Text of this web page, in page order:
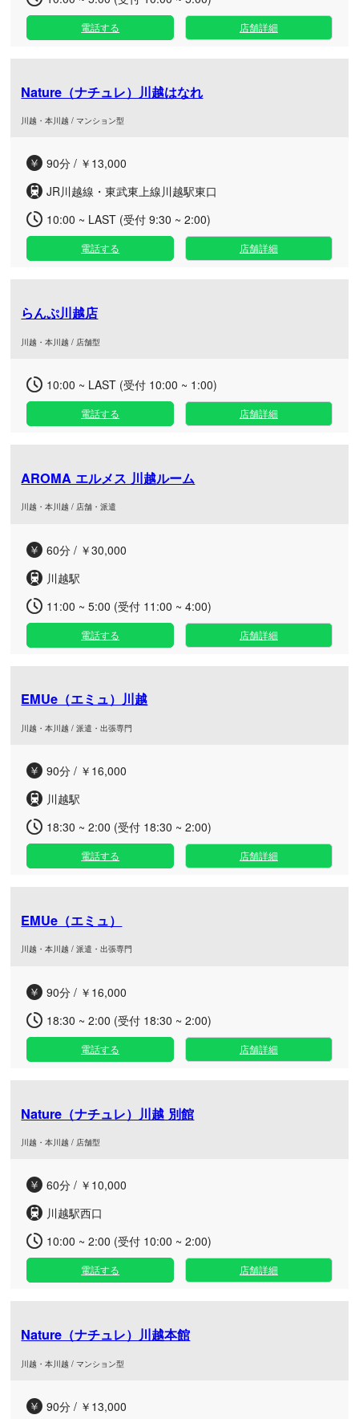
電話する 店舗詳細
Nature（ナチュレ）川越はなれ
川越・本川越 / マンション型
90分 / ￥13,000
JR川越線・東武東上線川越駅東口
10:00 ~ LAST (受付 9:30 ~ 2:00)
電話する 店舗詳細
らんぷ川越店
川越・本川越 / 店舗型
10:00 ~ LAST (受付 10:00 ~ 1:00)
電話する 店舗詳細
AROMA エルメス 川越ルーム
川越・本川越 / 店舗・派遣
60分 / ￥30,000
川越駅
11:00 ~ 5:00 (受付 11:00 ~ 4:00)
電話する 店舗詳細
EMUe（エミュ）川越
川越・本川越 / 派遣・出張専門
90分 / ￥16,000
川越駅
18:30 ~ 2:00 (受付 18:30 ~ 2:00)
電話する 店舗詳細
EMUe（エミュ）
川越・本川越 / 派遣・出張専門
90分 / ￥16,000
18:30 ~ 2:00 (受付 18:30 ~ 2:00)
電話する 店舗詳細
Nature（ナチュレ）川越 別館
川越・本川越 / 店舗型
60分 / ￥10,000
川越駅西口
10:00 ~ 2:00 (受付 10:00 ~ 2:00)
電話する 店舗詳細
Nature（ナチュレ）川越本館
川越・本川越 / マンション型
90分 / ￥13,000